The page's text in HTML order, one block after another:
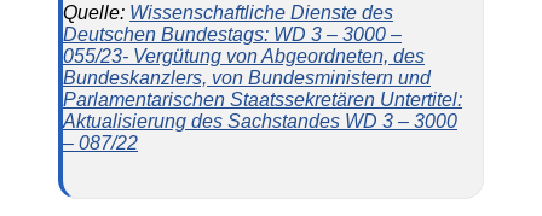
Quelle: Wissenschaftliche Dienste des
Deutschen Bundestags: WD 3 – 3000 –
055/23- Vergütung von Abgeordneten, des
Bundeskanzlers, von Bundesministern und
Parlamentarischen Staatssekretären Untertitel:
Aktualisierung des Sachstandes WD 3 – 3000
– 087/22